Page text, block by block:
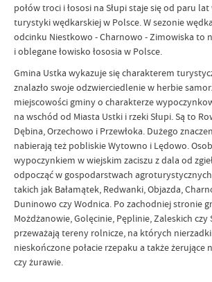
połów troci i łososi na Słupi staje się od paru
turystyki wędkarskiej w Polsce. W sezonie
odcinku Niestkowo - Charnowo - Zimowiska to
i oblegane łowisko łososia w Polsce.
Gmina Ustka wykazuje się charakterem
znalazło swoje odzwierciedlenie w herbie
miejscowości gminy o charakterze
na wschód od Miasta Ustki i rzeki Słupi. Są to
Dębina, Orzechowo i Przewłoka. Dużego
nabierają też pobliskie Wytowno i Lędowo.
wypoczynkiem w wiejskim zaciszu z dala od
odpocząć w gospodarstwach
takich jak Bałamątek, Redwanki, Objazda,
Duninowo czy Wodnica. Po zachodniej stronie
Możdżanowie, Golęcinie, Pęplinie, Zaleskich czy
przeważają tereny rolnicze, na których
nieskończone połacie rzepaku a także żerujące
czy żurawie.